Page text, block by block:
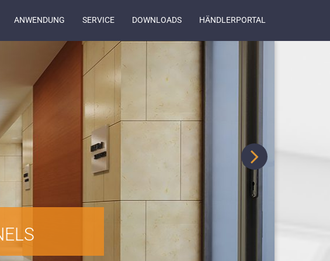
ANWENDUNG SERVICE DOWNLOADS HÄNDLERPORTAL